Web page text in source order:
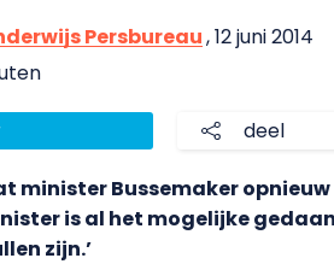
Persbureau, 12 juni 2014
deel
minister Bussemaker
is al het mogelijke
zijn.’